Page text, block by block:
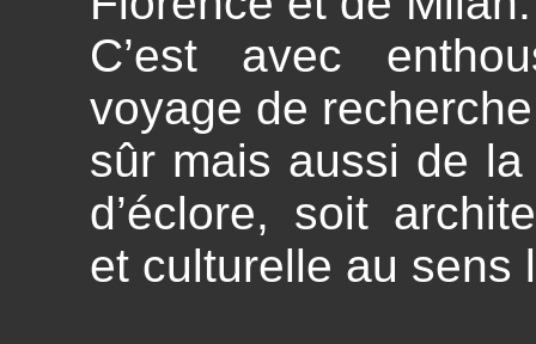
C’est avec
voyage de
sûr mais aussi de
d’éclore, soit
et culturelle au sens